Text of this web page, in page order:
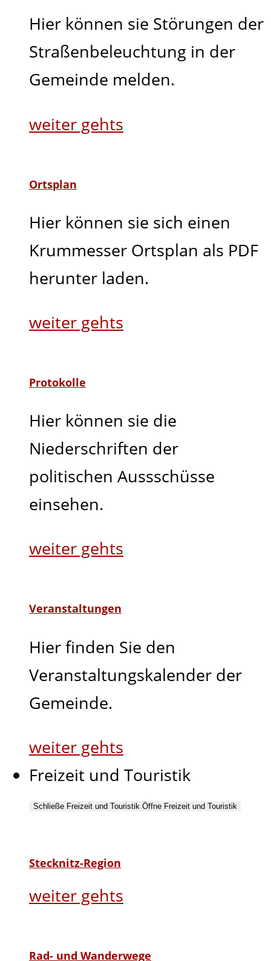
Hier können sie Störungen der
Straßenbeleuchtung in der
Gemeinde melden.
weiter gehts
Ortsplan
Hier können sie sich einen
Krummesser Ortsplan als PDF
herunter laden.
weiter gehts
Protokolle
Hier können sie die
Niederschriften der
politischen Aussschüsse
einsehen.
weiter gehts
Veranstaltungen
Hier finden Sie den
Veranstaltungskalender der
Gemeinde.
weiter gehts
Freizeit und Touristik
Schließe Freizeit und Touristik Öffne Freizeit und Touristik
Stecknitz-Region
weiter gehts
Rad- und Wanderwege